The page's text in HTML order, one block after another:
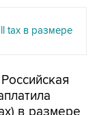
tax в размере